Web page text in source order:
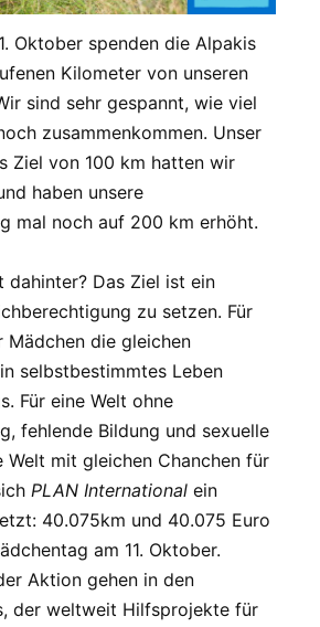
Oktober spenden die Alpakis
Kilometer von unseren
sind sehr gespannt, wie viel
zusammenkommen. Unser
Ziel von 100 km hatten wir
haben unsere
mal noch auf 200 km erhöht.
dahinter? Das Ziel ist ein
zu setzen. Für
Mädchen die gleichen
selbstbestimmtes Leben
Für eine Welt ohne
fehlende Bildung und sexuelle
Welt mit gleichen Chanchen für
PLAN International ein
40.075km und 40.075 Euro
am 11. Oktober.
Aktion gehen in den
der weltweit Hilfsprojekte für